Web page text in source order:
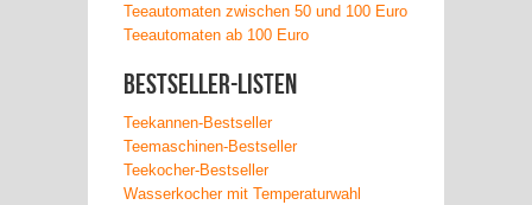
Teeautomaten zwischen 50 und 100 Euro
Teeautomaten ab 100 Euro
Bestseller-Listen
Teekannen-Bestseller
Teemaschinen-Bestseller
Teekocher-Bestseller
Wasserkocher mit Temperaturwahl